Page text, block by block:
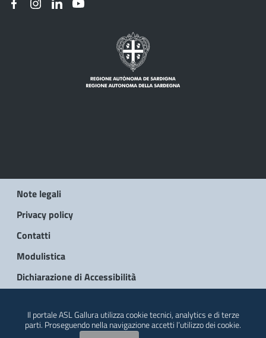
Note legali
Privacy policy
Contatti
Modulistica
Dichiarazione di Accessibilità
Il portale ASL Gallura utilizza cookie tecnici, analytics e di terze
parti. Proseguendo nella navigazione accetti l’utilizzo dei cookie.